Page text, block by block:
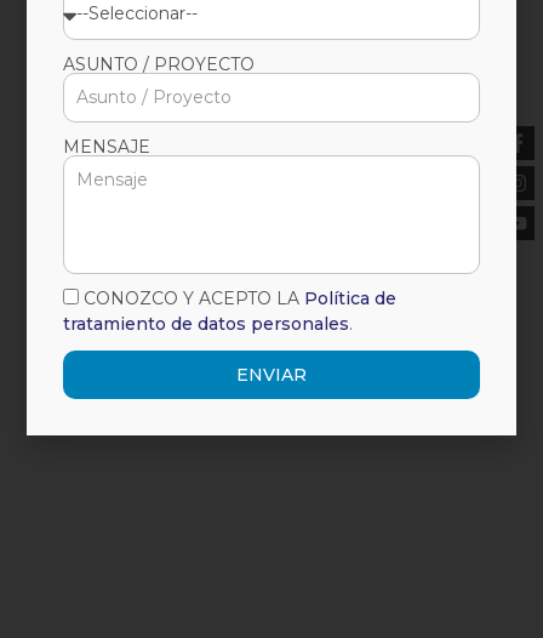
ASUNTO / PROYECTO
MENSAJE
CONOZCO Y ACEPTO LA Política de
tratamiento de datos personales.
ENVIAR